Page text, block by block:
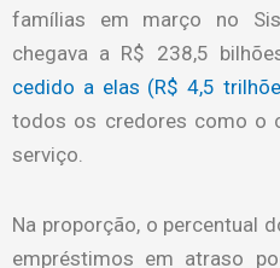
famílias em março no
chegava a R$ 238,5
cedido a elas (R$ 4,5
todos os credores como o
serviço.
Na proporção, o percentual
empréstimos em atraso